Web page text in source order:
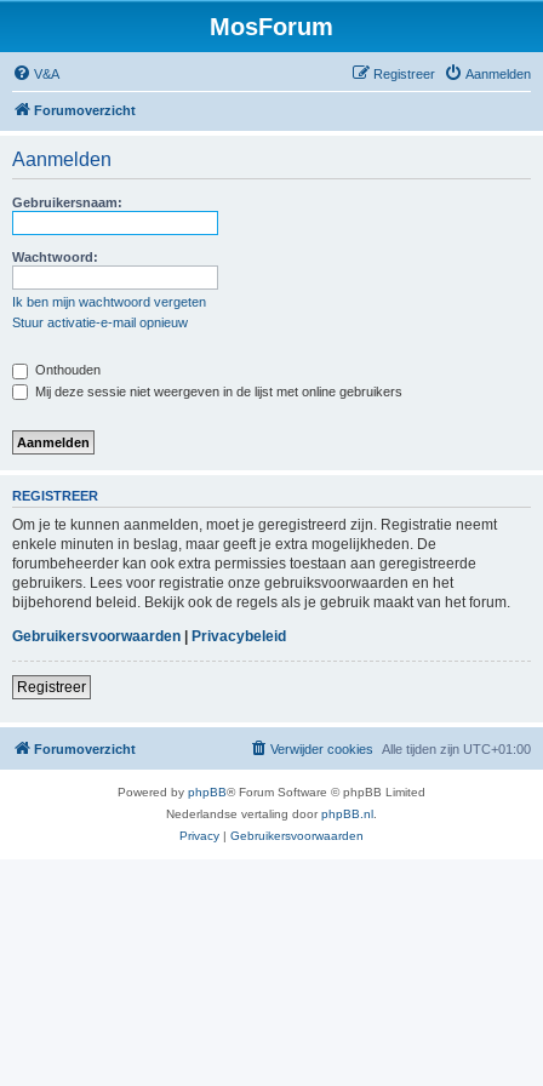
MosForum
V&A Aanmelden
Registreer
Forumoverzicht
Aanmelden
Gebruikersnaam:
Wachtwoord:
Ik ben mijn wachtwoord vergeten
Stuur activatie-e-mail opnieuw
Onthouden
Mij deze sessie niet weergeven in de lijst met online gebruikers
REGISTREER
Om je te kunnen aanmelden, moet je geregistreerd zijn. Registratie neemt
enkele minuten in beslag, maar geeft je extra mogelijkheden. De
forumbeheerder kan ook extra permissies toestaan aan geregistreerde
gebruikers. Lees voor registratie onze gebruiksvoorwaarden en het
bijbehorend beleid. Bekijk ook de regels als je gebruik maakt van het forum.
Gebruikersvoorwaarden | Privacybeleid
Registreer
Forumoverzicht Alle tijden zijn UTC+01:00
Verwijder cookies
Powered by phpBB® Forum Software © phpBB Limited
Nederlandse vertaling doorphpBB.nl
Privacy | Gebruikersvoorwaarden